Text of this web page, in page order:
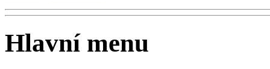
Hlavní menu